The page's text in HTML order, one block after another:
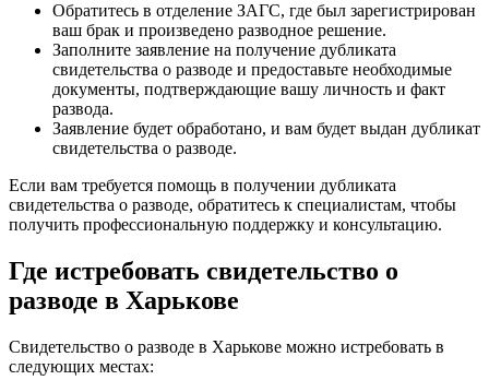
Обратитесь в отделение ЗАГС, где был зарегистрирован
ваш брак и произведено разводное решение.
Заполните заявление на получение дубликата
свидетельства о разводе и предоставьте необходимые
документы, подтверждающие вашу личность и факт
развода.
Заявление будет обработано, и вам будет выдан дубликат
свидетельства о разводе.
Если вам требуется помощь в получении дубликата
свидетельства о разводе, обратитесь к специалистам, чтобы
получить профессиональную поддержку и консультацию.
Где истребовать свидетельство о
разводе в Харькове
Свидетельство о разводе в Харькове можно истребовать в
следующих местах: